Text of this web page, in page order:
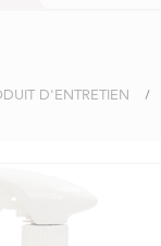
D'ENTRETIEN